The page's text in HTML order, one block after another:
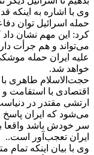
حمله اسرائیل توان
کرد: این مهم نشان
می‌تواند و هم جرأت
علیه ایران حمله
خواهد شد.
حجت‌الاسلام طاهری با
اقتصادی با استقامت و
ارتشی مقتدر در
می‌شود که ایران پاسخ
سر خودش باشد واقعا
ایران تعجب‌آور است..
وی با بیان اینکه